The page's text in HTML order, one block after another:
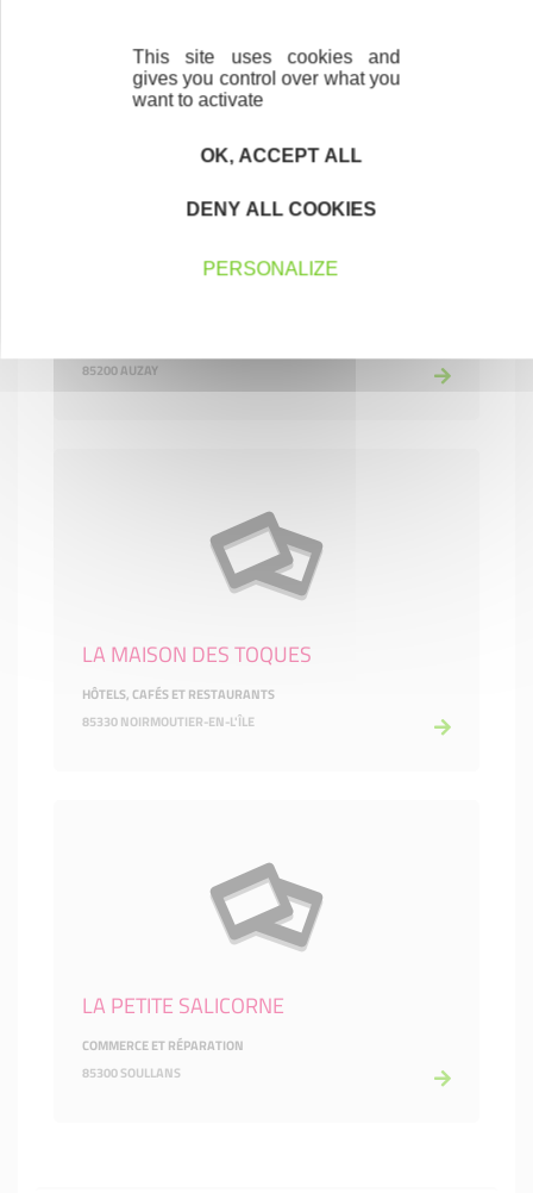
85200 AUZAY
LA MAISON DES TOQUES
HÔTELS, CAFÉS ET RESTAURANTS
85330 NOIRMOUTIER-EN-L'ÎLE
LA PETITE SALICORNE
COMMERCE ET RÉPARATION
85300 SOULLANS
This site uses cookies and
gives you control over what you
want to activate
OK, ACCEPT ALL
DENY ALL COOKIES
PERSONALIZE